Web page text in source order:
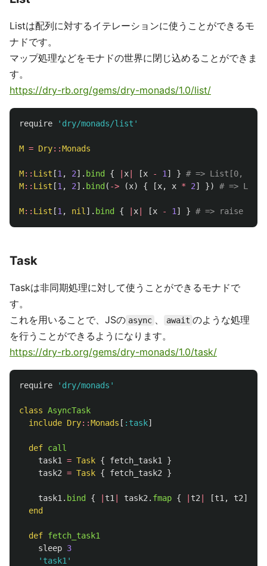
Listは配列に対するイテレーションに使うことができるモ
ナドです。
マップ処理などをモナドの世界に閉じ込めることができま
す。
https://dry-rb.org/gems/dry-monads/1.0/list/
require 'dry/monads/list'
M = Dry::Monads
M:: List [1 , 2]. bind { x [x - 1 ] } # => List[0, 1]
M:: List [1 , 2]. bind ( -> (x) { [x, x * 2] }) # =>
M:: List [1 , nil ]. bind { x [x - 1 ] } # => raise
Task
Taskは非同期処理に対して使うことができるモナドで
す。
これを用いることで、JSの async 、 await のような処理
を行うことができるようになります。
https://dry-rb.org/gems/dry-monads/1.0/task/
require 'dry/monads'
class AsyncTask
include Dry::Monads [ :task]
def call
task1
= Task { fetch_task1
}
task2 = Task { fetch_task2 }
task1 . bind { t1 task2 . fmap { t2 [t1 , t2]
end
def fetch_task1
sleep 3
'task1'